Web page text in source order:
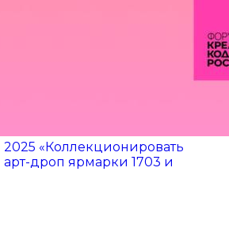
2025 «Коллекционировать
арт-дроп ярмарки 1703 и